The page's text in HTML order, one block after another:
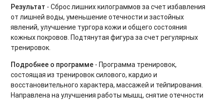
Силовые тренировки. Средний уровень
Силовые тренировки. Продвинутый уровень
Вечерний релакс
Утренний комплекс
Результат - Сброс лишних килограммов за счет избавления
от лишней воды, уменьшение отечности и застойных
явлений, улучшение тургора кожи и общего состояния
кожных покровов. Подтянутая фигура за счет регулярных
тренировок.
Подробнее о программе - Программа тренировок,
состоящая из тренировок силового, кардио и
восстановительного характера, массажей и тейпирования.
Направлена на улучшения работы мышц, снятие отечности